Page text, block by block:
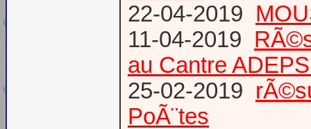
22-04-2019
11-04-2019
au Cantre
25-02-2019
PoÃ¨tes